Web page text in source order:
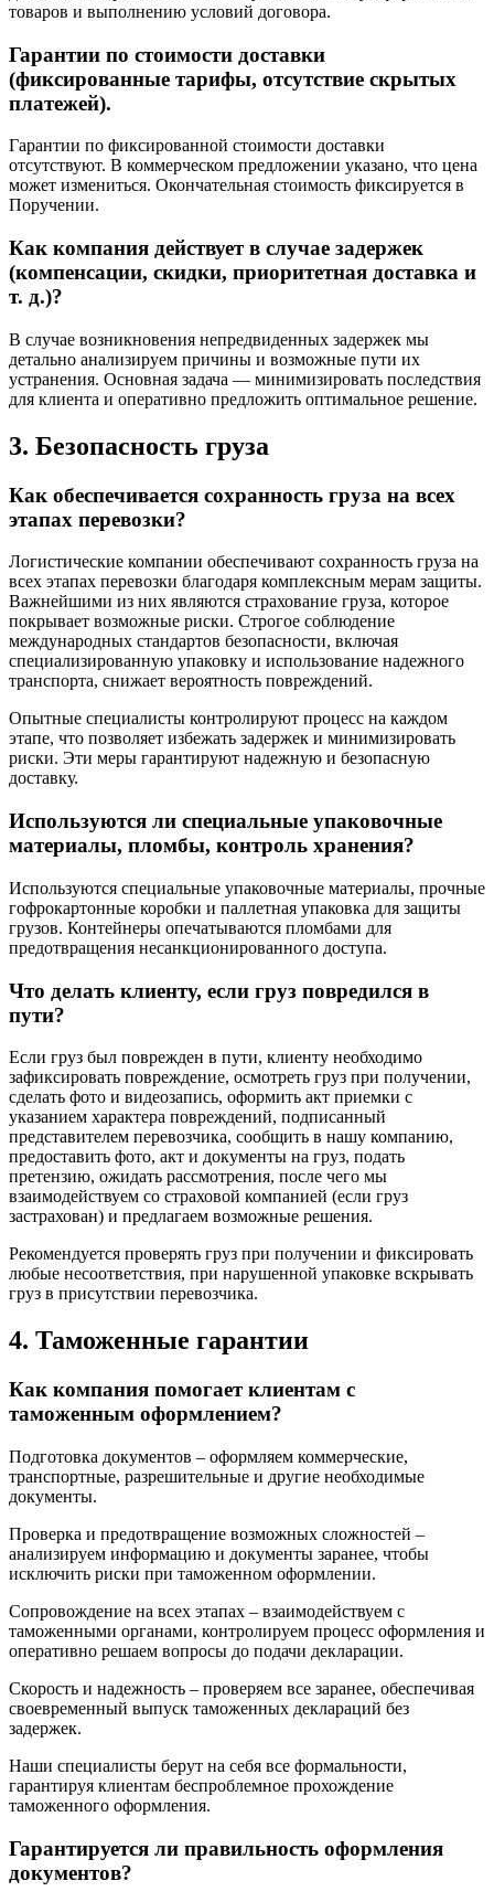
товаров и выполнению условий договора.
Гарантии по стоимости доставки
(фиксированные тарифы, отсутствие скрытых
платежей).
Гарантии по фиксированной стоимости доставки
отсутствуют. В коммерческом предложении указано, что цена
может измениться. Окончательная стоимость фиксируется в
Поручении.
Как компания действует в случае задержек
(компенсации, скидки, приоритетная доставка и
т. д.)?
В случае возникновения непредвиденных задержек мы
детально анализируем причины и возможные пути их
устранения. Основная задача — минимизировать последствия
для клиента и оперативно предложить оптимальное решение.
3. Безопасность груза
Как обеспечивается сохранность груза на всех
этапах перевозки?
Логистические компании обеспечивают сохранность груза на
всех этапах перевозки благодаря комплексным мерам защиты.
Важнейшими из них являются страхование груза, которое
покрывает возможные риски. Строгое соблюдение
международных стандартов безопасности, включая
специализированную упаковку и использование надежного
транспорта, снижает вероятность повреждений.
Опытные специалисты контролируют процесс на каждом
этапе, что позволяет избежать задержек и минимизировать
риски. Эти меры гарантируют надежную и безопасную
доставку.
Используются ли специальные упаковочные
материалы, пломбы, контроль хранения?
Используются специальные упаковочные материалы, прочные
гофрокартонные коробки и паллетная упаковка для защиты
грузов. Контейнеры опечатываются пломбами для
предотвращения несанкционированного доступа.
Что делать клиенту, если груз повредился в
пути?
Если груз был поврежден в пути, клиенту необходимо
зафиксировать повреждение, осмотреть груз при получении,
сделать фото и видеозапись, оформить акт приемки с
указанием характера повреждений, подписанный
представителем перевозчика, сообщить в нашу компанию,
предоставить фото, акт и документы на груз, подать
претензию, ожидать рассмотрения, после чего мы
взаимодействуем со страховой компанией (если груз
застрахован) и предлагаем возможные решения.
Рекомендуется проверять груз при получении и фиксировать
любые несоответствия, при нарушенной упаковке вскрывать
груз в присутствии перевозчика.
4. Таможенные гарантии
Как компания помогает клиентам с
таможенным оформлением?
Подготовка документов – оформляем коммерческие,
транспортные, разрешительные и другие необходимые
документы.
Проверка и предотвращение возможных сложностей –
анализируем информацию и документы заранее, чтобы
исключить риски при таможенном оформлении.
Сопровождение на всех этапах – взаимодействуем с
таможенными органами, контролируем процесс оформления и
оперативно решаем вопросы до подачи декларации.
Скорость и надежность – проверяем все заранее, обеспечивая
своевременный выпуск таможенных деклараций без
задержек.
Наши специалисты берут на себя все формальности,
гарантируя клиентам беспроблемное прохождение
таможенного оформления.
Гарантируется ли правильность оформления
документов?